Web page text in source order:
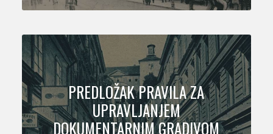
PREDLOŽAK PRAVILA ZA
UPRAVLJANJEM
DOKUMENTARNIM GRADIVOM